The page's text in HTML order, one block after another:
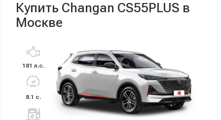
Купить Changan CS55PLUS в
Москве
181 л.с.
8.1 с.